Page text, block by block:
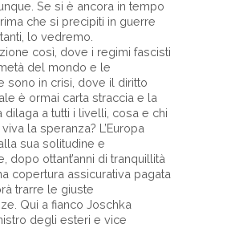
Se si è ancora in tempo
che si precipiti in guerre
lo vedremo.
così, dove i regimi fascisti
del mondo e le
sono in crisi, dove il diritto
è ormai carta straccia e la
dilaga a tutti i livelli, cosa e chi
la speranza? L’Europa
sua solitudine e
dopo ottant’anni di tranquillità
copertura assicurativa pagata
trarre le giuste
Qui a fianco Joschka
degli esteri e vice